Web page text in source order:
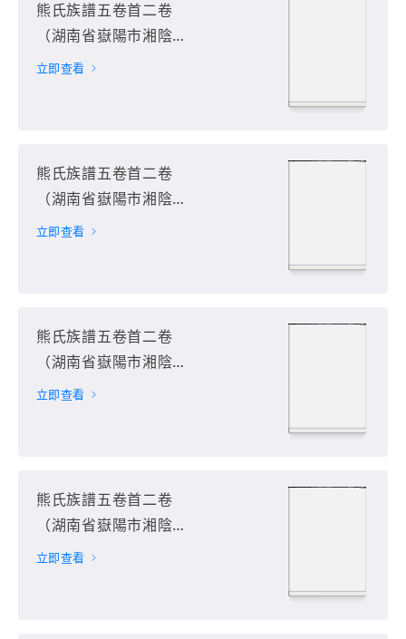
熊氏族譜五卷首二卷
（湖南省嶽陽市湘陰
縣）第2册
立即查看
熊氏族譜五卷首二卷
（湖南省嶽陽市湘陰
縣）第3册
立即查看
熊氏族譜五卷首二卷
（湖南省嶽陽市湘陰
縣）第4册
立即查看
熊氏族譜五卷首二卷
（湖南省嶽陽市湘陰
縣）第5册
立即查看